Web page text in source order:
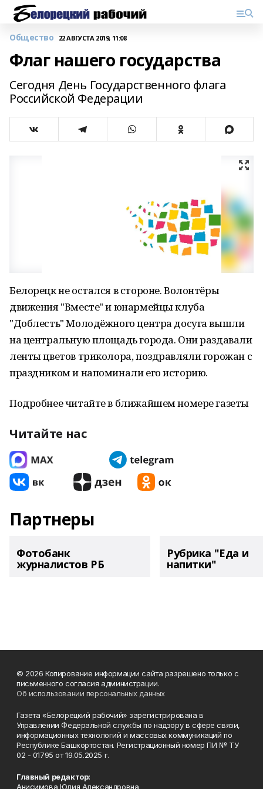
Общество 22 АВГУСТА 2019, 11:08
Флаг нашего государства
Сегодня День Государственного флага
Российской Федерации
Белорецк не остался в стороне. Волонтёры
движения "Вместе" и юнармейцы клуба
"Доблесть" Молодёжного центра досуга вышли
на центральную площадь города. Они раздавали
ленты цветов триколора, поздравляли горожан с
праздником и напоминали его историю.
Подробнее читайте в ближайшем номере газеты
Читайте нас
Партнеры
Фотобанк
журналистов РБ
Рубрика "Еда и
напитки"
© 2026 Копирование информации сайта разрешено только с
письменного согласия администрации.
Об использовании персональных данных
Газета «Белорецкий рабочий» зарегистрирована в
Управлении Федеральной службы по надзору в сфере связи,
информационных технологий и массовых коммуникаций по
Республике Башкортостан. Регистрационный номер ПИ № ТУ
02 - 01795 от 19.05.2025 г.
Главный редактор:
Анисимова Юлия Александровна